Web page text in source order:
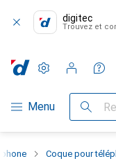
digitec
Trouvez et
Navigation par
Menu
Paramètres
Compte client
Listes de
Listes d'envies
Panier
Coque pour